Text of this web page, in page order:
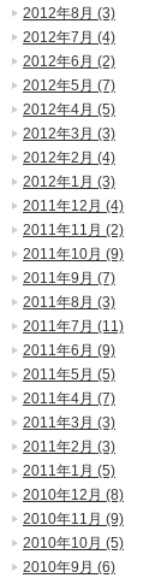
2012年8月 (3)
2012年7月 (4)
2012年6月 (2)
2012年5月 (7)
2012年4月 (5)
2012年3月 (3)
2012年2月 (4)
2012年1月 (3)
2011年12月 (4)
2011年11月 (2)
2011年10月 (9)
2011年9月 (7)
2011年8月 (3)
2011年7月 (11)
2011年6月 (9)
2011年5月 (5)
2011年4月 (7)
2011年3月 (3)
2011年2月 (3)
2011年1月 (5)
2010年12月 (8)
2010年11月 (9)
2010年10月 (5)
2010年9月 (6)